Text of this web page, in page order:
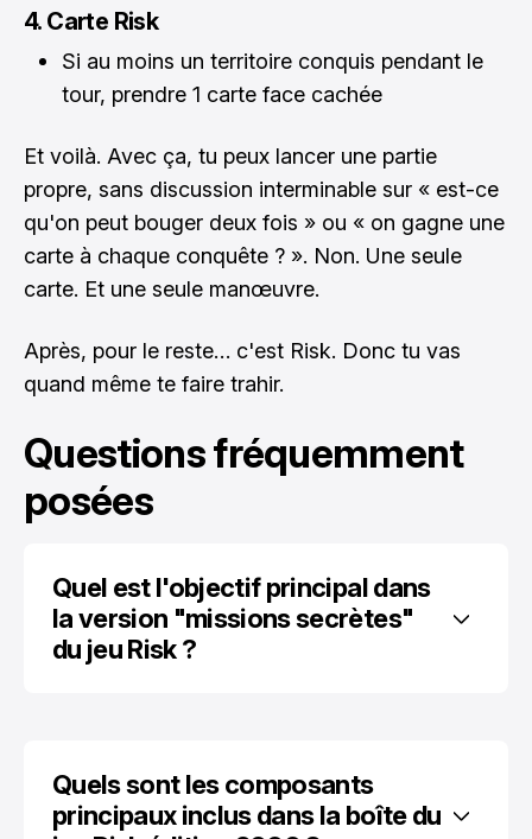
4. Carte Risk
Si au moins un territoire conquis pendant le
tour, prendre 1 carte face cachée
Et voilà. Avec ça, tu peux lancer une partie
propre, sans discussion interminable sur « est-ce
qu'on peut bouger deux fois » ou « on gagne une
carte à chaque conquête ? ». Non. Une seule
carte. Et une seule manœuvre.
Après, pour le reste… c'est Risk. Donc tu vas
quand même te faire trahir.
Questions fréquemment
posées
Quel est l'objectif principal dans
la version "missions secrètes"
du jeu Risk ?
Quels sont les composants
principaux inclus dans la boîte du